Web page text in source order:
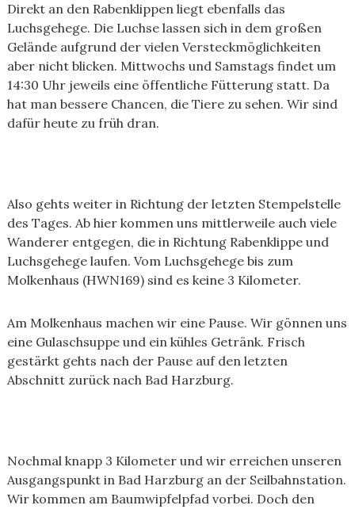
Direkt an den Rabenklippen liegt ebenfalls das
Luchsgehege. Die Luchse lassen sich in dem großen
Gelände aufgrund der vielen Versteckmöglichkeiten
aber nicht blicken. Mittwochs und Samstags findet um
14:30 Uhr jeweils eine öffentliche Fütterung statt. Da
hat man bessere Chancen, die Tiere zu sehen. Wir sind
dafür heute zu früh dran.
Also gehts weiter in Richtung der letzten Stempelstelle
des Tages. Ab hier kommen uns mittlerweile auch viele
Wanderer entgegen, die in Richtung Rabenklippe und
Luchsgehege laufen. Vom Luchsgehege bis zum
Molkenhaus (HWN169) sind es keine 3 Kilometer.
Am Molkenhaus machen wir eine Pause. Wir gönnen uns
eine Gulaschsuppe und ein kühles Getränk. Frisch
gestärkt gehts nach der Pause auf den letzten
Abschnitt zurück nach Bad Harzburg.
Nochmal knapp 3 Kilometer und wir erreichen unseren
Ausgangspunkt in Bad Harzburg an der Seilbahnstation.
Wir kommen am Baumwipfelpfad vorbei. Doch den